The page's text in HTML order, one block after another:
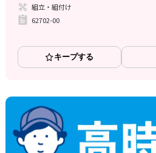
組立・組付け
62702-00
キープする